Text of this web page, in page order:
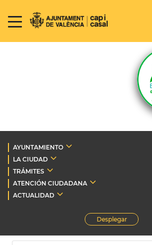
AYUNTAMIENTO
LA CIUDAD
TRÁMITES
ATENCIÓN CIUDADANA
ACTUALIDAD
Desplegar